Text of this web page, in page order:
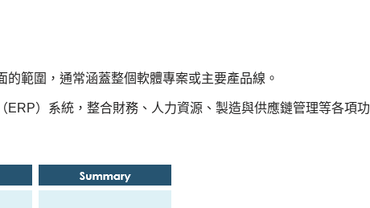
的範圍，通常涵蓋整個軟體專案或主要產品線。
ERP）系統，整合財務、人力資源、製造與供應鏈管理等各項功